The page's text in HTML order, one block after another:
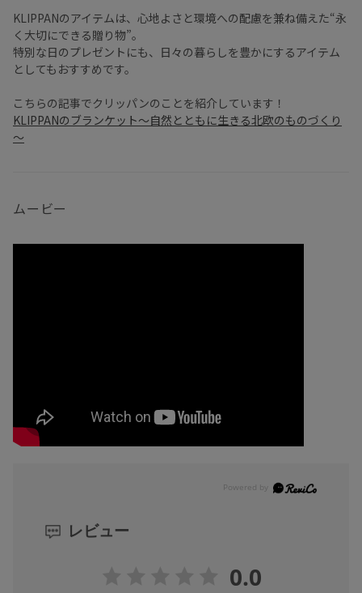
KLIPPANのアイテムは、心地よさと環境への配慮を兼ね備えた“永
く大切にできる贈り物”。
特別な日のプレゼントにも、日々の暮らしを豊かにするアイテム
としてもおすすめです。
こちらの記事でクリッパンのことを紹介しています！
KLIPPANのブランケット～自然とともに生きる北欧のものづくり
～
ムービー
レビュー
0.0